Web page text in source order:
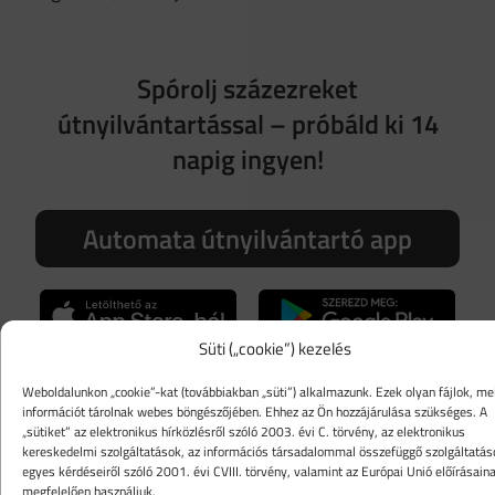
Süti („cookie”) kezelés
Weboldalunkon „cookie”-kat (továbbiakban „süti”) alkalmazunk. Ezek olyan fájlok,
információt tárolnak webes böngészőjében. Ehhez az Ön hozzájárulása szükséges. A
„sütiket” az elektronikus hírközlésről szóló 2003. évi C. törvény, az elektronikus
kereskedelmi szolgáltatások, az információs társadalommal összefüggő
egyes kérdéseiről szóló 2001. évi CVIII. törvény, valamint az Európai Unió
Spórolj százezreket
útnyilvántartással – próbáld ki 14
napig ingyen!
Automata útnyilvántartó app
AI útajánlás vagy pótlás
IRÁNY AZ ÚTNYILVÁNTARTÁS